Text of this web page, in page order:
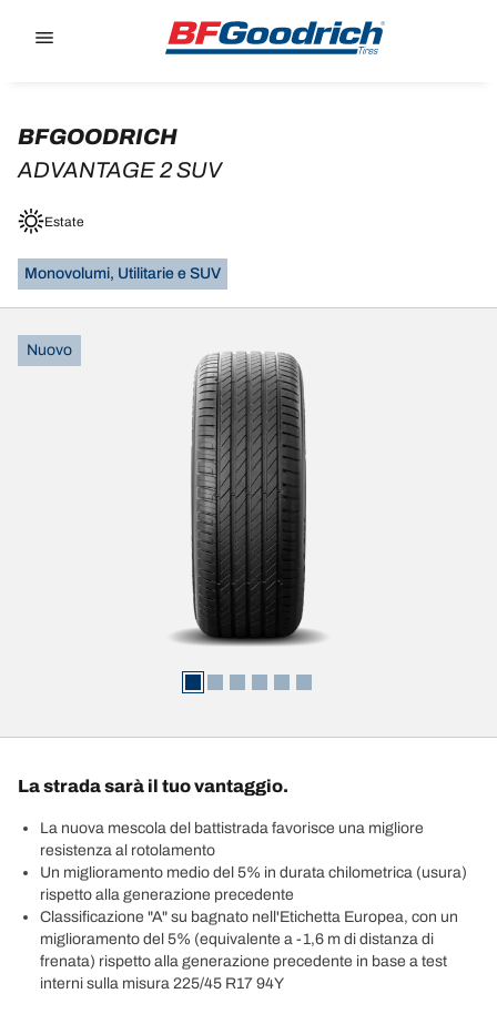
Nuovo
BFGOODRICH
ADVANTAGE 2 SUV
Estate
Monovolumi, Utilitarie e SUV
La strada sarà il tuo vantaggio.
La nuova mescola del battistrada favorisce una migliore
resistenza al rotolamento
Un miglioramento medio del 5% in durata chilometrica (usura)
rispetto alla generazione precedente
Classificazione "A" su bagnato nell'Etichetta Europea, con un
miglioramento del 5% (equivalente a -1,6 m di distanza di
frenata) rispetto alla generazione precedente in base a test
interni sulla misura 225/45 R17 94Y